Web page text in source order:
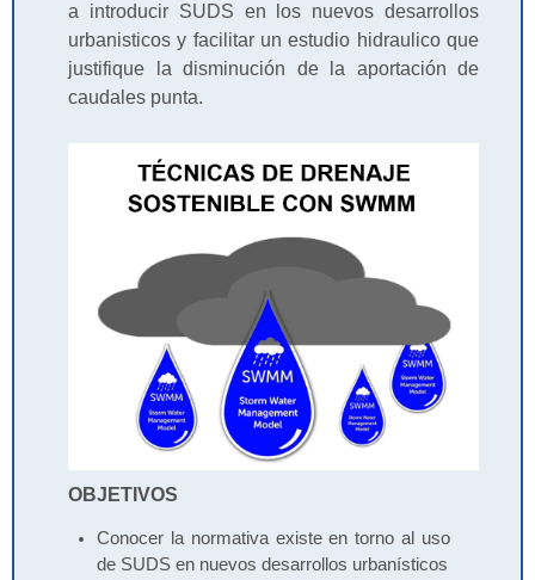
a introducir SUDS en los nuevos desarrollos
urbanisticos y facilitar un estudio hidraulico que
justifique la disminución de la aportación de
caudales punta.
OBJETIVOS
Conocer la normativa existe en torno al uso
de SUDS en nuevos desarrollos urbanísticos